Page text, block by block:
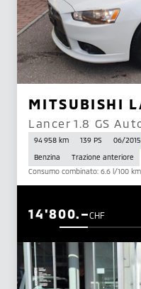
MITSUBISHI
Lancer 1.8 GS
94 958 km 139 PS 06/2015
Benzina
Trazione anteriore
Consumo combinato: 6.6 l/100
CHF
14'800.–